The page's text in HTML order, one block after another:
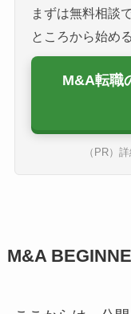
まずは無料相談
ところから始め
M&A転職
（PR）
M&A